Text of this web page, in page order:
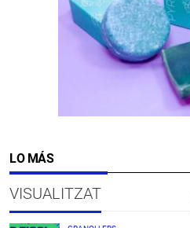
LO MÁS
VISUALITZAT